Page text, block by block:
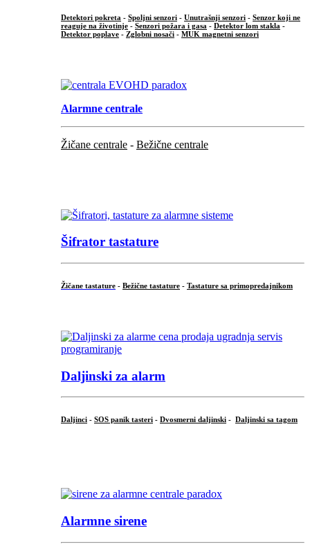
Detektori pokreta - Spoljni senzori - Unutrašnji senzori - Senzor koji ne
reaguje na životinje - Senzori požara i gasa - Detektor lom stakla -
Detektor poplave - Zglobni nosači - MUK magnetni senzori
Alarmne centrale
Žičane centrale - Bežične centrale
Šifrator tastature
Žičane tastature - Bežične tastature - Tastature sa primopredajnikom
Daljinski za alarm
Daljinci - SOS panik tasteri - Dvosmerni daljinski - Daljinski sa tagom
Alarmne sirene